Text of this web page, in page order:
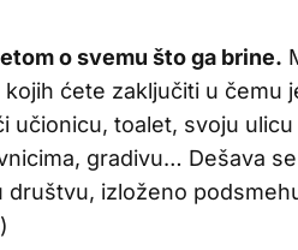
o svemu što ga brine.
ćete zaključiti u čemu
učionicu, toalet, svoju
gradivu… Dešava
društvu, izloženo